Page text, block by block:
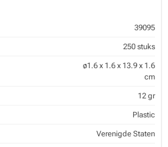
39095
250 stuks
ø1.6 x 1.6 x 13.9 x 1.6
cm
12 gr
Plastic
Verenigde Staten